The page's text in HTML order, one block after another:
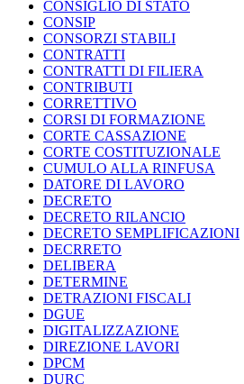
CONSIGLIO DI STATO
CONSIP
CONSORZI STABILI
CONTRATTI
CONTRATTI DI FILIERA
CONTRIBUTI
CORRETTIVO
CORSI DI FORMAZIONE
CORTE CASSAZIONE
CORTE COSTITUZIONALE
CUMULO ALLA RINFUSA
DATORE DI LAVORO
DECRETO
DECRETO RILANCIO
DECRETO SEMPLIFICAZIONI
DECRRETO
DELIBERA
DETERMINE
DETRAZIONI FISCALI
DGUE
DIGITALIZZAZIONE
DIREZIONE LAVORI
DPCM
DURC